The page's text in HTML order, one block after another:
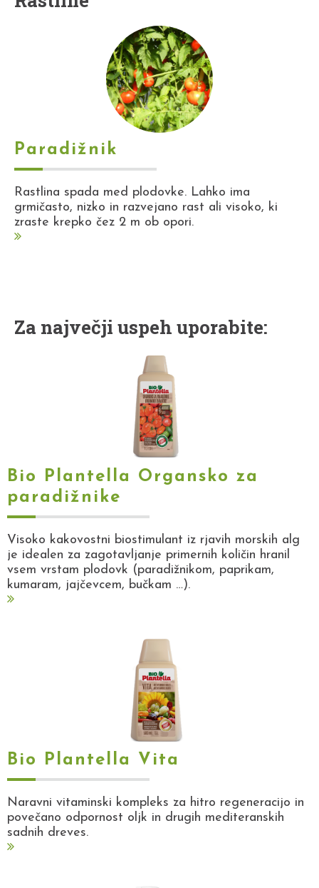
Paradižnik
Rastlina spada med plodovke. Lahko ima
grmičasto, nizko in razvejano rast ali visoko, ki
zraste krepko čez 2 m ob opori.
Za največji uspeh uporabite:
Bio Plantella Organsko za
paradižnike
Visoko kakovostni biostimulant iz rjavih morskih alg
je idealen za zagotavljanje primernih količin hranil
vsem vrstam plodovk (paradižnikom, paprikam,
kumaram, jajčevcem, bučkam …).
Bio Plantella Vita
Naravni vitaminski kompleks za hitro regeneracijo in
povečano odpornost oljk in drugih mediteranskih
sadnih dreves.